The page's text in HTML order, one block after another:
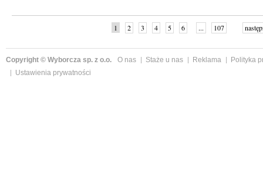
1 2 3 4 5 6 ... 107
Copyright © Wyborcza sp. z o.o. O nas Staże u nas Reklama
Polityka
Ustawienia prywatności